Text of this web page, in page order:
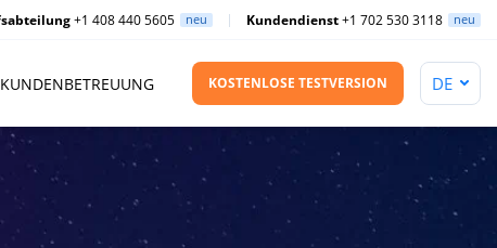
+1 408 440 5605 neu Kundendienst+1 702 530 3118 neu
KUNDENBETREUUNG KOSTENLOSE TESTVERSION